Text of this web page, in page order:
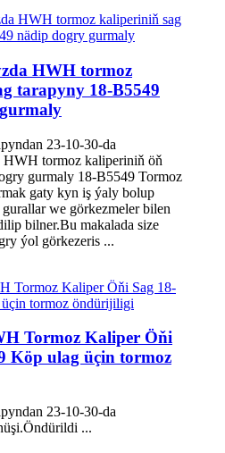
HWH tormoz
tarapyny 18-B5549
23-10-30-da
tormoz kaliperiniň öň
gurmaly 18-B5549 Tormoz
gaty kyn iş ýaly bolup
we görkezmeler bilen
bilner.Bu makalada size
ýol görkezeris ...
Tormoz Kaliper Öňi
Köp ulag üçin tormoz
23-10-30-da
...